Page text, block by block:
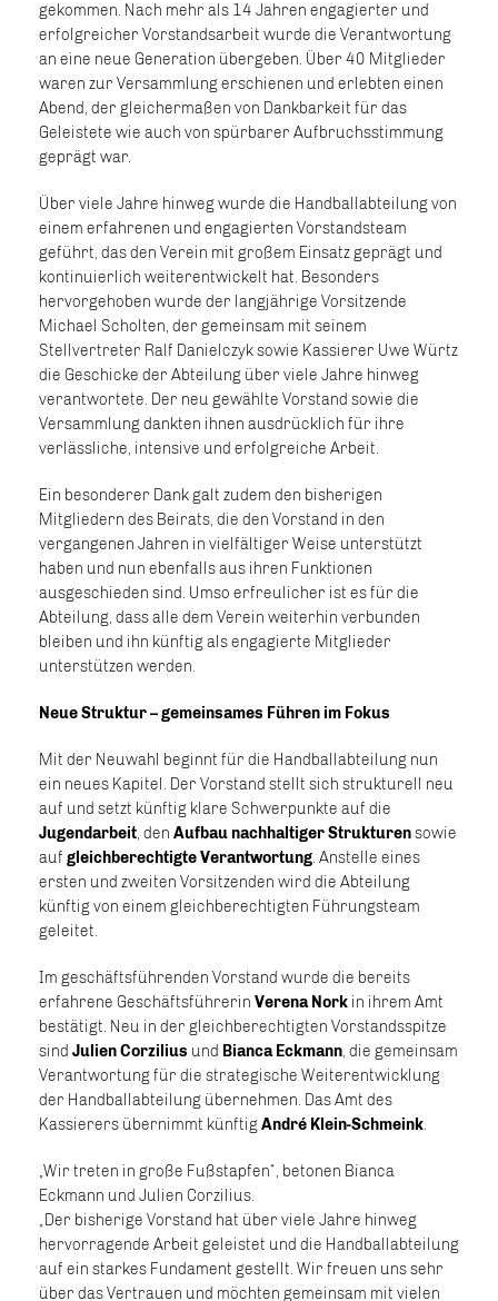
gekommen. Nach mehr als 14 Jahren engagierter und
erfolgreicher Vorstandsarbeit wurde die Verantwortung
an eine neue Generation übergeben. Über 40 Mitglieder
waren zur Versammlung erschienen und erlebten einen
Abend, der gleichermaßen von Dankbarkeit für das
Geleistete wie auch von spürbarer Aufbruchsstimmung
geprägt war.
Über viele Jahre hinweg wurde die Handballabteilung von
einem erfahrenen und engagierten Vorstandsteam
geführt, das den Verein mit großem Einsatz geprägt und
kontinuierlich weiterentwickelt hat. Besonders
hervorgehoben wurde der langjährige Vorsitzende
Michael Scholten, der gemeinsam mit seinem
Stellvertreter Ralf Danielczyk sowie Kassierer Uwe Würtz
die Geschicke der Abteilung über viele Jahre hinweg
verantwortete. Der neu gewählte Vorstand sowie die
Versammlung dankten ihnen ausdrücklich für ihre
verlässliche, intensive und erfolgreiche Arbeit.
Ein besonderer Dank galt zudem den bisherigen
Mitgliedern des Beirats, die den Vorstand in den
vergangenen Jahren in vielfältiger Weise unterstützt
haben und nun ebenfalls aus ihren Funktionen
ausgeschieden sind. Umso erfreulicher ist es für die
Abteilung, dass alle dem Verein weiterhin verbunden
bleiben und ihn künftig als engagierte Mitglieder
unterstützen werden.
Neue Struktur – gemeinsames Führen im Fokus
Mit der Neuwahl beginnt für die Handballabteilung nun
ein neues Kapitel. Der Vorstand stellt sich strukturell neu
auf und setzt künftig klare Schwerpunkte auf die
Jugendarbeit, den Aufbau nachhaltiger Strukturensowie
auf gleichberechtigte Verantwortung. Anstelle eines
ersten und zweiten Vorsitzenden wird die Abteilung
künftig von einem gleichberechtigten Führungsteam
geleitet.
Im geschäftsführenden Vorstand wurde die bereits
erfahrene Geschäftsführerin Verena Nork in ihrem Amt
bestätigt. Neu in der gleichberechtigten Vorstandsspitze
sind Julien Corzilius und Bianca Eckmann, die gemeinsam
Verantwortung für die strategische Weiterentwicklung
der Handballabteilung übernehmen. Das Amt des
Kassierers übernimmt künftigAndré Klein-Schmeink.
„Wir treten in große Fußstapfen“, betonen Bianca
Eckmann und Julien Corzilius.
„Der bisherige Vorstand hat über viele Jahre hinweg
hervorragende Arbeit geleistet und die Handballabteilung
auf ein starkes Fundament gestellt. Wir freuen uns sehr
über das Vertrauen und möchten gemeinsam mit vielen